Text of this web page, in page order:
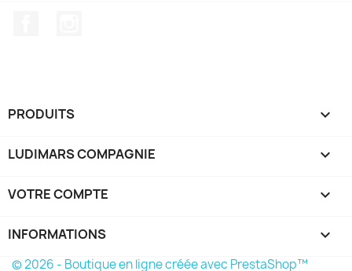
PRODUITS 
LUDIMARS COMPAGNIE 
VOTRE COMPTE 
INFORMATIONS keyboard_arrow_down
© 2026 - Boutique en ligne créée avec PrestaShop™